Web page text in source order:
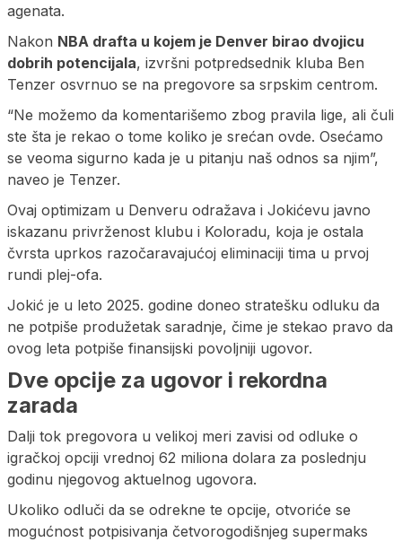
agenata.
Nakon NBA drafta u kojem je Denver birao dvojicu
dobrih potencijala, izvršni potpredsednik kluba Ben
Tenzer osvrnuo se na pregovore sa srpskim centrom.
“Ne možemo da komentarišemo zbog pravila lige, ali čuli
ste šta je rekao o tome koliko je srećan ovde. Osećamo
se veoma sigurno kada je u pitanju naš odnos sa njim”,
naveo je Tenzer.
Ovaj optimizam u Denveru odražava i Jokićevu javno
iskazanu privrženost klubu i Koloradu, koja je ostala
čvrsta uprkos razočaravajućoj eliminaciji tima u prvoj
rundi plej-ofa.
Jokić je u leto 2025. godine doneo stratešku odluku da
ne potpiše produžetak saradnje, čime je stekao pravo da
ovog leta potpiše finansijski povoljniji ugovor.
Dve opcije za ugovor i rekordna
zarada
Dalji tok pregovora u velikoj meri zavisi od odluke o
igračkoj opciji vrednoj 62 miliona dolara za poslednju
godinu njegovog aktuelnog ugovora.
Ukoliko odluči da se odrekne te opcije, otvoriće se
mogućnost potpisivanja četvorogodišnjeg supermaks